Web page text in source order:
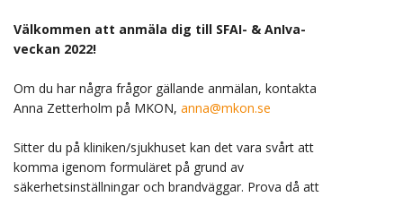
Välkommen att anmäla dig till SFAI- & AnIva-
veckan 2022!
Om du har några frågor gällande anmälan, kontakta
Anna Zetterholm på MKON, anna@mkon.se
Sitter du på kliniken/sjukhuset kan det vara svårt att
komma igenom formuläret på grund av
säkerhetsinställningar och brandväggar. Prova då att